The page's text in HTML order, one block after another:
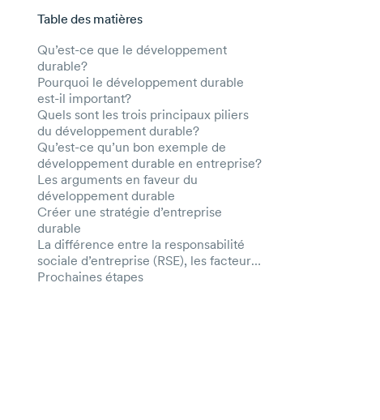
Aller au contenu principal
Table des matières
Qu’est-ce que le développement
durable?
Pourquoi le développement durable
est-il important?
Quels sont les trois principaux piliers
du développement durable?
Qu’est-ce qu’un bon exemple de
développement durable en entreprise?
Les arguments en faveur du
développement durable
Créer une stratégie d’entreprise
durable
La différence entre la responsabilité
sociale d’entreprise (RSE), les facteursؘ
ESG et le développement durable
Prochaines étapes